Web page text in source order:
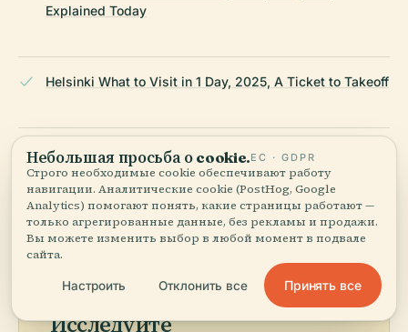
Explained Today
Helsinki What to Visit in 1 Day, 2025, A Ticket to Takeoff
Wikipedia — Здание Сената (Хельсинки)
ПОСЛЕДНЯЯ ПРОВЕРКА: APRIL 2026
Основано на Wikidata, Википедии и официальных
источниках · проверено ·
Как мы создаём наши гиды →
Исследуйте
Небольшая просьба о cookie.ЕС · GDPR
Строго необходимые cookie обеспечивают работу
навигации. Аналитические cookie (PostHog, Google
Analytics) помогают понять, какие страницы работают —
только агрегированные данные, без рекламы и продажи.
Вы можете изменить выбор в любой момент в подвале
сайта.
Настроить Отклонить все Принять все